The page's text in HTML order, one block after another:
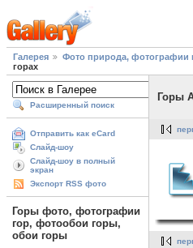
Галерея Фото природа, фотографии
горах
Расширенный поиск
Отправить как eCard
Слайд-шоу
Слайд-шоу в полный
экран
Экспорт RSS фото
Горы фото, фотографии
гор, фотообои горы,
обои горы
Горы